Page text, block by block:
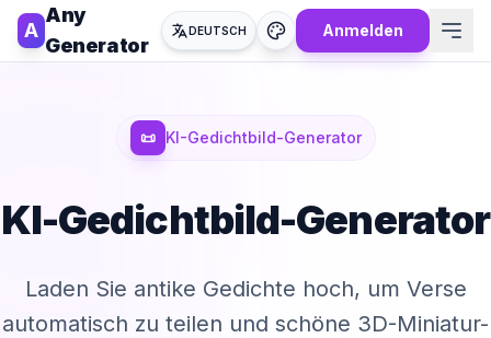
A
Any
Generator
DEUTSCH Anmelden
📜 KI-Gedichtbild-Generator
KI-Gedichtbild-Generator
Laden Sie antike Gedichte hoch, um Verse
automatisch zu teilen und schöne 3D-Miniatur-